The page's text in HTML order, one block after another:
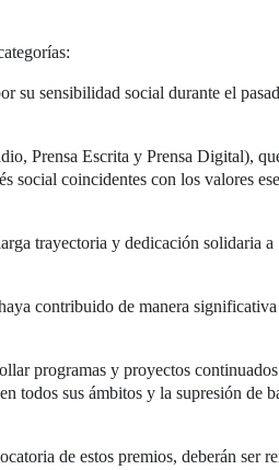
su sensibilidad social durante el
Prensa Escrita y Prensa Digital),
social coincidentes con los valores
trayectoria y dedicación solidaria
contribuido de manera
programas y proyectos
sus ámbitos y la supresión de
de estos premios, deberán